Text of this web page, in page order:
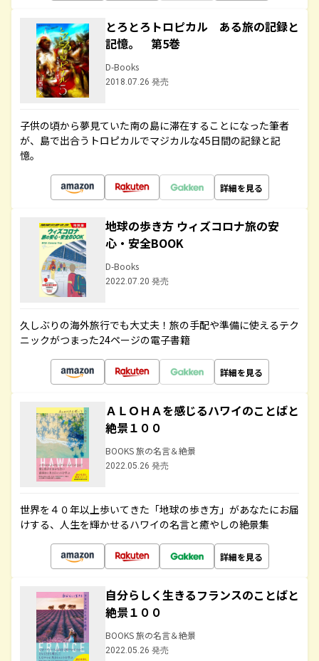
とろとろトロピカル ある旅の記録と
記憶。 第5巻
D-Books
2018.07.26 発売
子供の頃から夢見ていた南の島に滞在することになった筆者
が、島で出合うトロピカルでマジカルな45日間の記録と記
憶。
詳細を見る
地球の歩き方 ウィズコロナ旅の安
心・安全BOOK
D-Books
2022.07.20 発売
久しぶりの海外旅行でも大丈夫！旅の手配や準備に使えるテク
ニックがつまった24ページの電子書籍
詳細を見る
ＡＬＯＨＡを感じるハワイのことばと
絶景１００
BOOKS 旅の名言＆絶景
2022.05.26 発売
世界を４０年以上歩いてきた「地球の歩き方」があなたにお届
けする、人生を輝かせるハワイの名言と癒やしの絶景集
詳細を見る
自分らしく生きるフランスのことばと
絶景１００
BOOKS 旅の名言＆絶景
2022.05.26 発売